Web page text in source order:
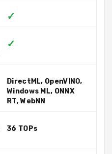
✓
✓
DirectML, OpenVINO,
Windows ML, ONNX
RT, WebNN
36 TOPs